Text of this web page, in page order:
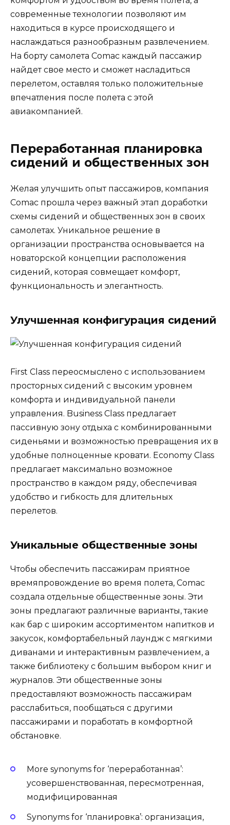
современные технологии позволяют им
находиться в курсе происходящего и
наслаждаться разнообразным развлечением.
На борту самолета Comac каждый пассажир
найдет свое место и сможет насладиться
перелетом, оставляя только положительные
впечатления после полета с этой
авиакомпанией.
Переработанная планировка
сидений и общественных зон
Желая улучшить опыт пассажиров, компания
Comac прошла через важный этап доработки
схемы сидений и общественных зон в своих
самолетах. Уникальное решение в
организации пространства основывается на
новаторской концепции расположения
сидений, которая совмещает комфорт,
функциональность и элегантность.
Улучшенная конфигурация сидений
First Class переосмыслено с использованием
просторных сидений с высоким уровнем
комфорта и индивидуальной панели
управления. Business Class предлагает
пассивную зону отдыха с комбинированными
сиденьями и возможностью превращения их в
удобные полноценные кровати. Economy Class
предлагает максимально возможное
пространство в каждом ряду, обеспечивая
удобство и гибкость для длительных
перелетов.
Уникальные общественные зоны
Чтобы обеспечить пассажирам приятное
времяпровождение во время полета, Comac
создала отдельные общественные зоны. Эти
зоны предлагают различные варианты, такие
как бар с широким ассортиментом напитков и
закусок, комфортабельный лаундж с мягкими
диванами и интерактивным развлечением, а
также библиотеку с большим выбором книг и
журналов. Эти общественные зоны
предоставляют возможность пассажирам
расслабиться, пообщаться с другими
пассажирами и поработать в комфортной
обстановке.
More synonyms for ‘переработанная’:
усовершенствованная, пересмотренная,
модифицированная
Synonyms for ‘планировка’: организация,